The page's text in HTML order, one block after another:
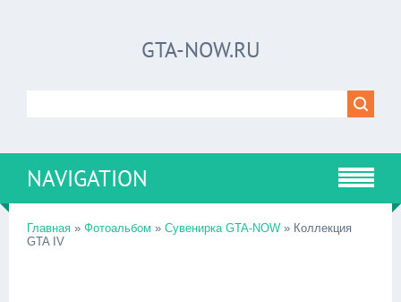
GTA-NOW.RU
NAVIGATION
Главная » Фотоальбом » Сувенирка GTA-NOW » Коллекция
GTA IV